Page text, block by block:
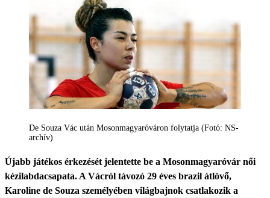
De Souza Vác után Mosonmagyaróváron folytatja (Fotó: NS-
archív)
Újabb játékos érkezését jelentette be a Mosonmagyaróvár női
kézilabdacsapata. A Vácról távozó 29 éves brazil átlövő,
Karoline de Souza személyében világbajnok csatlakozik a